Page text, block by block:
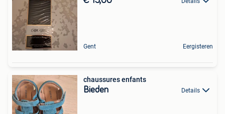
Gent Eergisteren
chaussures enfants
Bieden Details